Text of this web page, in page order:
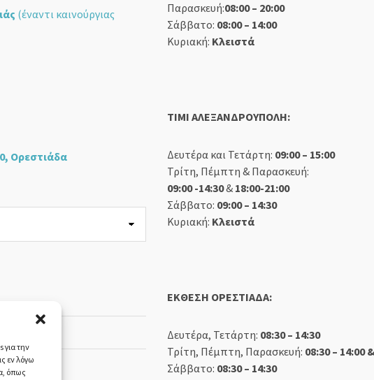
για την
εν λόγω
όπως
(έναντι καινούργιας
Ορεστιάδα
Παρασκευή:08:00 – 20:00
Σάββατο: 08:00 – 14:00
Κυριακή: Κλειστά
TIMI ΑΛΕΞΑΝΔΡΟΥΠΟΛΗ:
Δευτέρα και Τετάρτη: 09:00 – 15:00
Τρίτη, Πέμπτη & Παρασκευή:
09:00 -14:30& 18:00-21:00
Σάββατο: 09:00 – 14:30
Κυριακή: Κλειστά
ΕΚΘΕΣΗ ΟΡΕΣΤΙΑΔΑ:
Δευτέρα, Τετάρτη: 08:30 – 14:30
Τρίτη, Πέμπτη, Παρασκευή: 08:30 – 14:00
Σάββατο: 08:30 – 14:30